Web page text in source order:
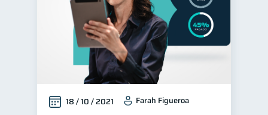
Finanzas para jóvenes 30
Control de deudas 30
Finanzas familiares 25
Inclusión financiera 22
Bienestar financiero 22
Seguridad financiera 13
18 / 10 / 2021 Farah Figueroa